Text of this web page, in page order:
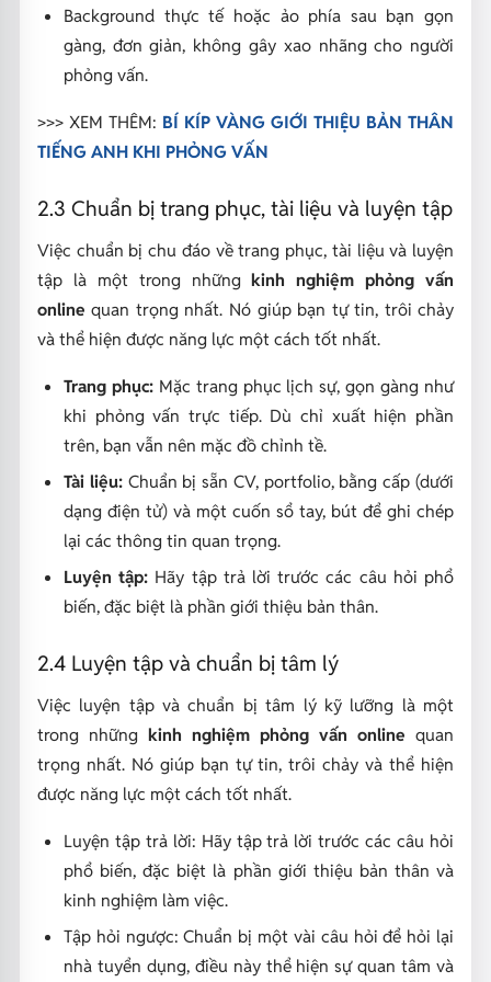
Background thực tế hoặc ảo phía sau bạn gọn
gàng, đơn giản, không gây xao nhãng cho người
phỏng vấn.
>>> XEM THÊM: BÍ KÍP VÀNG GIỚI THIỆU BẢN THÂN
TIẾNG ANH KHI PHỎNG VẤN
2.3 Chuẩn bị trang phục, tài liệu và luyện tập
Việc chuẩn bị chu đáo về trang phục, tài liệu và luyện
tập là một trong nhữngkinh nghiệm phỏng vấn
online quan trọng nhất. Nó giúp bạn tự tin, trôi chảy
và thể hiện được năng lực một cách tốt nhất.
Trang phục:Mặc trang phục lịch sự, gọn gàng như
khi phỏng vấn trực tiếp. Dù chỉ xuất hiện phần
trên, bạn vẫn nên mặc đồ chỉnh tề.
Tài liệu:Chuẩn bị sẵn CV, portfolio, bằng cấp (dưới
dạng điện tử) và một cuốn sổ tay, bút để ghi chép
lại các thông tin quan trọng.
Luyện tập: Hãy tập trả lời trước các câu hỏi phổ
biến, đặc biệt là phần giới thiệu bản thân.
2.4 Luyện tập và chuẩn bị tâm lý
Việc luyện tập và chuẩn bị tâm lý kỹ lưỡng là một
trong những kinh nghiệm phỏng vấn online quan
trọng nhất. Nó giúp bạn tự tin, trôi chảy và thể hiện
được năng lực một cách tốt nhất.
Luyện tập trả lời: Hãy tập trả lời trước các câu hỏi
phổ biến, đặc biệt là phần giới thiệu bản thân và
kinh nghiệm làm việc.
Tập hỏi ngược: Chuẩn bị một vài câu hỏi để hỏi lại
nhà tuyển dụng, điều này thể hiện sự quan tâm và